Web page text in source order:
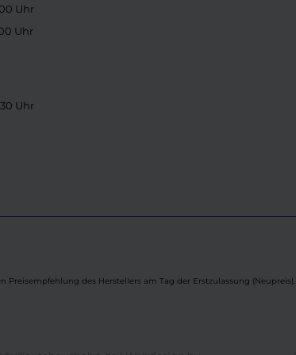
Uhr
Uhr
Uhr
des Herstellers am Tag der Erstzulassung (Neupreis).